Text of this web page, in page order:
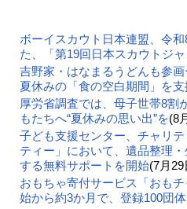
ボーイスカウト日本連盟、令
た、「第19回日本スカウトジ
吉野家・はなまるうどんも参
夏休みの「食の空白期間」を支
厚労省調査では、母子世帯8割
もたちへ“夏休みの思い出”を(8
子ども支援センター、チャリ
ティー」において、遺品整理
する無料サポートを開始(7月29
おもちゃ寄付サービス「おも
始から約3か月で、登録100団